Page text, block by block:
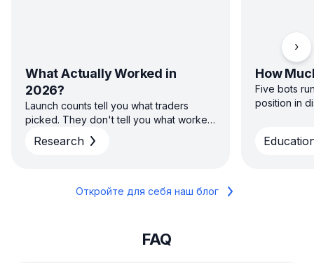
What Actually Worked in
2026?
Launch counts tell you what traders
picked. They don't tell you what worked.
H1 2026 platform data on win rate, return
and time to close across GRID, DCA, DCA
same story.
Research
How
Five bots
position in
diversified
Откройте для себя наш блог
FAQ